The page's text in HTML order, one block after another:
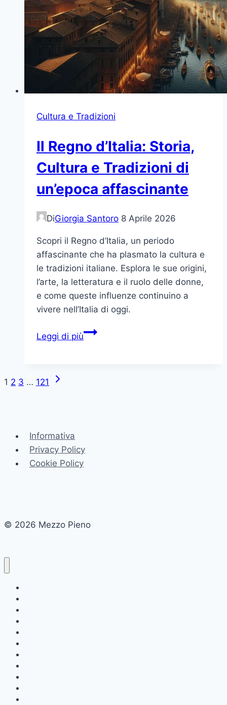
Cultura e Tradizioni
Il Regno d’Italia: Storia,
Cultura e Tradizioni di
un’epoca affascinante
DiGiorgia Santoro 8 Aprile 2026
Scopri il Regno d’Italia, un periodo
affascinante che ha plasmato la cultura e
le tradizioni italiane. Esplora le sue origini,
l’arte, la letteratura e il ruolo delle donne,
e come queste influenze continuino a
vivere nell’Italia di oggi.
Leggi di piùIl
affascinante
Navigazione
1 2 3 … 121
Pagina
Informativa
Privacy Policy
Cookie Policy
© 2026 Mezzo Pieno